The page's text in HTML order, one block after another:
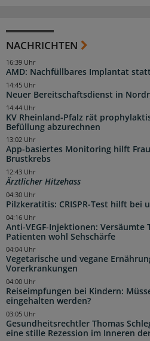
NACHRICHTEN
AMD: Nachfüllbares Implantat
16:39 Uhr
Neuer Bereitschaftsdienst in
14:45 Uhr
KV Rheinland-Pfalz rät
Befüllung abzurechnen
14:44 Uhr
App-basiertes Monitoring hilft
Brustkrebs
13:02 Uhr
Ärztlicher Hitzehass
12:43 Uhr
Pilzkeratitis: CRISPR-Test hilft bei
04:30 Uhr
Anti-VEGF-Injektionen: Versäumte
Patienten wohl Sehschärfe
04:16 Uhr
Vegetarische und vegane
Vorerkrankungen
04:04 Uhr
Reiseimpfungen bei Kindern:
eingehalten werden?
04:00 Uhr
Gesundheitsrechtler Thomas
eine stille Rezession im Inneren
03:05 Uhr